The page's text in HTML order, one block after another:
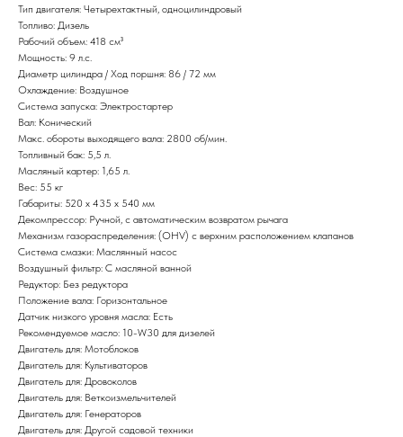
Тип двигателя: Четырехтактный, одноцилиндровый
Топливо: Дизель
Рабочий объем: 418 см³
Мощность: 9 л.с.
Диаметр цилиндра / Ход поршня: 86 / 72 мм
Охлаждение: Воздушное
Система запуска: Электростартер
Вал: Конический
Макс. обороты выходящего вала: 2800 об/мин.
Топливный бак: 5,5 л.
Масляный картер: 1,65 л.
Вес: 55 кг
Габариты: 520 х 435 х 540 мм
Декомпрессор: Ручной, с автоматическим возвратом рычага
Механизм газораспределения: (OHV) с верхним расположением клапанов
Система смазки: Маслянный насос
Воздушный фильтр: С масляной ванной
Редуктор: Без редуктора
Положение вала: Горизонтальное
Датчик низкого уровня масла: Есть
Рекомендуемое масло: 10-W30 для дизелей
Двигатель для: Мотоблоков
Двигатель для: Культиваторов
Двигатель для: Дровоколов
Двигатель для: Веткоизмельчителей
Двигатель для: Генераторов
Двигатель для: Другой садовой техники
Отправка
БЕЗ предоплаты
Привезем
БЕСПЛАТНО
Соберем мотоблок